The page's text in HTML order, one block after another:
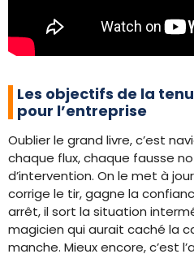
Les objectifs de la
pour l’entreprise
Oublier le grand livre, c’est
chaque flux, chaque fausse
d’intervention. On le met à
corrige le tir, gagne la
arrêt, il sort la situation
magicien qui aurait caché la
manche. Mieux encore, c’est